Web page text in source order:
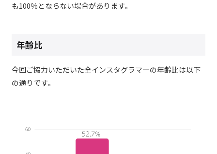
も100％とならない場合があります。
年齢比
今回ご協力いただいた全インスタグラマーの年齢比は以下
の通りです。